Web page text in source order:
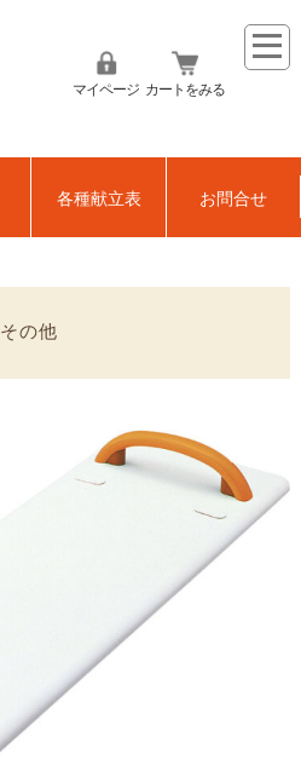
マイページ カートをみる
各種献立表 お問合せ
その他